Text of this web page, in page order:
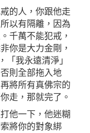
的人，你跟他走
以有隔離，因為
千萬不能犯戒，
你是大力金剛，
「我永遠清淨」
則全部拖入地
將所有真佛宗的
走，那就完了。
他一下，他迷糊
將你的對象綁